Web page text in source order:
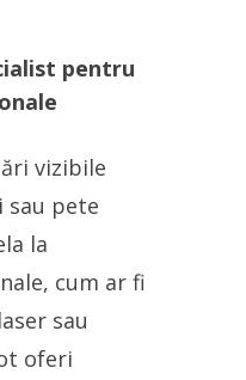
pentru
vizibile
sau pete
la
cum ar fi
sau
oferi